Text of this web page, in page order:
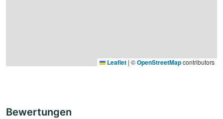
Leaflet | ©OpenStreetMapcontributors
Bewertungen